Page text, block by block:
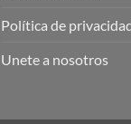
Política de
Unete a nosotros